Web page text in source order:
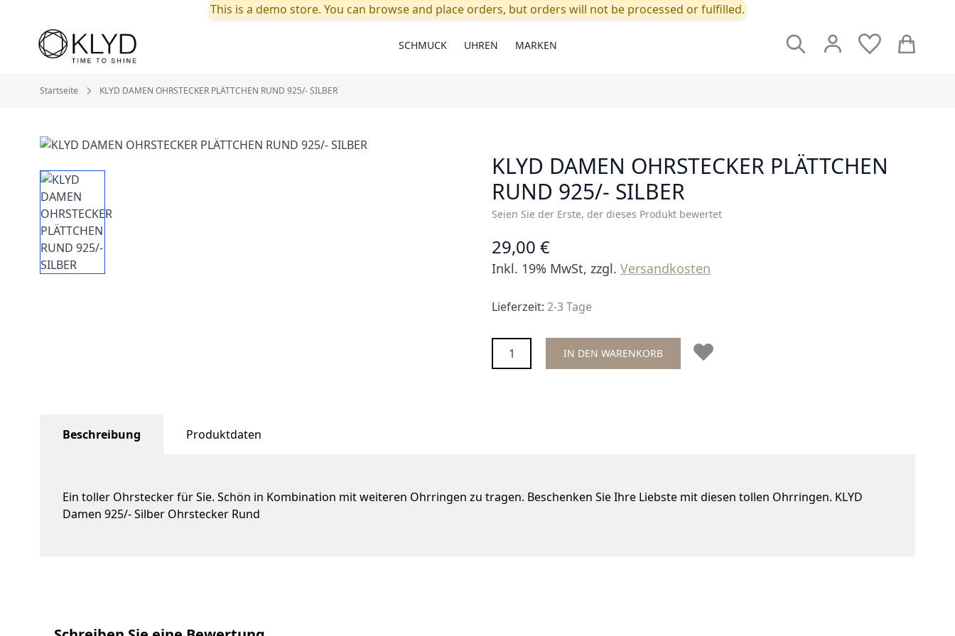
This is a demo store. You can browse and place orders, but orders will not be processed or fulfilled.
SCHMUCK UHREN MARKEN Suche Cart
Startseite KLYD DAMEN OHRSTECKER PLÄTTCHEN RUND 925/- SILBER
KLYD DAMEN OHRSTECKER PLÄTTCHEN
RUND 925/- SILBER
Seien Sie der Erste, der dieses Produkt bewertet
29,00 €
Inkl. 19% MwSt, zzgl. Versandkosten
Lieferzeit: 2-3 Tage
Menge IN DEN WARENKORB
Beschreibung Produktdaten
Ein toller Ohrstecker für Sie. Schön in Kombination mit weiteren Ohrringen zu tragen. Beschenken Sie Ihre Liebste mit diesen tollen Ohrringen. KLYD
Damen 925/- Silber Ohrstecker Rund